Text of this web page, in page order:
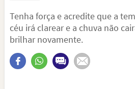
Tenha força e acredite que a
céu irá clarear e a chuva não
brilhar novamente.